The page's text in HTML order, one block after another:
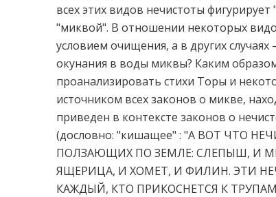
всех этих видов нечистоты
"миквой". В отношении некоторых
условием очищения, а в других
окунания в воды миквы? Каким
проанализировать стихи Торы и
источником всех законов о микве,
приведен в контексте законов о
(дословно: "кишащее" : "А ВОТ ЧТО
ПОЛЗАЮЩИХ ПО ЗЕМЛЕ: СЛЕПЫШ, И
ЯЩЕРИЦА, И ХОМЕТ, И ФИЛИН. ЭТИ
КАЖДЫЙ, КТО ПРИКОСНЕТСЯ К